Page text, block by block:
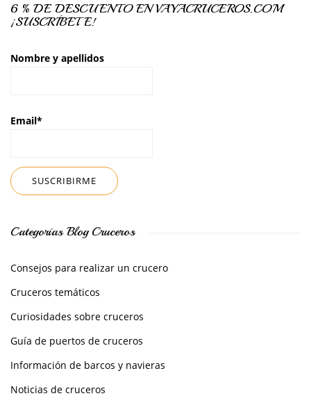
6 % DE DESCUENTO EN VAYACRUCEROS.COM
¡SUSCRÍBETE!
Nombre y apellidos
Email*
Categorías Blog Cruceros
Consejos para realizar un crucero
Cruceros temáticos
Curiosidades sobre cruceros
Guía de puertos de cruceros
Información de barcos y navieras
Noticias de cruceros